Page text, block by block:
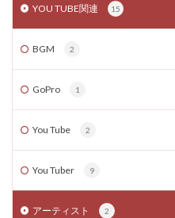
YOU TUBE関連 15
BGM 2
GoPro 1
You Tube 2
You Tuber 9
アーティスト 2